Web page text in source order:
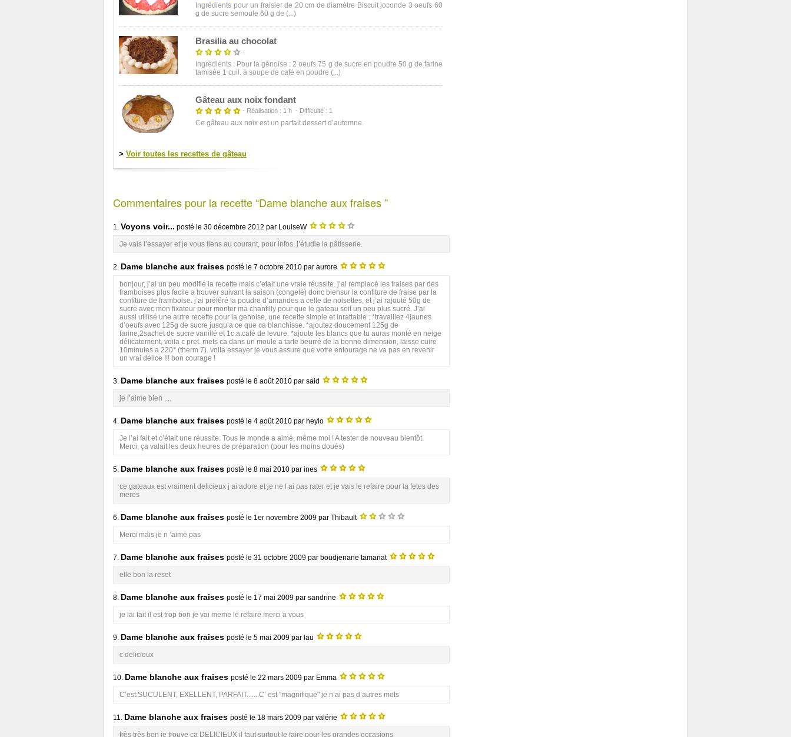
Ingrédients pour un fraisier de 20 cm de diamètre Biscuit joconde 3 oeufs 60
g de sucre semoule 60 g de (...)
Brasilia au chocolat
-
Ingrédients : Pour la génoise : 2 oeufs 75 g de sucre en poudre 50 g de farine
tamisée 1 cuil. à soupe de café en poudre (...)
Gâteau aux noix fondant
- Réalisation : 1 h - Difficulté : 1
Ce gâteau aux noix est un parfait dessert d’automne.
> Voir toutes les recettes de gâteau
Commentaires pour la recette “Dame blanche aux fraises ”
1. Voyons voir... posté le 30 décembre 2012 par LouiseW
Je vais l’essayer et je vous tiens au courant, pour infos, j’étudie la pâtisserie.
2. Dame blanche aux fraises posté le 7 octobre 2010 par aurore
bonjour, j’ai un peu modifié la recette mais c’etait une vraie réussite. j’ai remplacé les fraises par des
framboises plus facile a trouver suivant la saison (congelé) donc biensur la confiture de fraise par la
confiture de framboise. j’ai préféré la poudre d’amandes a celle de noisettes, et j’ai rajouté 50g de
sucre avec mon fixateur pour monter ma chantilly pour que le gateau soit un peu plus sucré. J’ai
aussi utilisé une autre recette pour la genoise, une recette simple et inrattable : *travaillez 4jaunes
d’oeufs avec 125g de sucre jusqu’a ce que ca blanchisse. *ajoutez doucement 125g de
farine,2sachet de sucre vanillé et 1c.a.café de levure. *ajoute les blancs que tu auras monté en neige
délicatement, voila c pret. mets ca dans un moule a tarte beurré de la bonne dimension, laisse cuire
10minutes a 220° (therm 7). voila essayer je vous assure que votre entourage ne va pas en revenir
un vrai délice !!! bon courage !
3. Dame blanche aux fraises posté le 8 août 2010 par said
je l’aime bien ....
4. Dame blanche aux fraises posté le 4 août 2010 par heylo
Je l’ai fait et c’était une réussite. Tous le monde a aimé, même moi ! A tester de nouveau bientôt.
Merci, ça valait les deux heures de préparation (pour les moins doués)
5. Dame blanche aux fraises posté le 8 mai 2010 par ines
ce gateaux est vraiment delicieux j ai adore et je ne l ai pas rater et je vais le refaire pour la fetes des
meres
6. Dame blanche aux fraises posté le 1er novembre 2009 par Thibault
Merci mais je n ’aime pas
7. Dame blanche aux fraises posté le 31 octobre 2009 par boudjenane tamanat
elle bon la reset
8. Dame blanche aux fraises posté le 17 mai 2009 par sandrine
je lai fait il est trop bon je vai meme le refaire merci a vous
9. Dame blanche aux fraises posté le 5 mai 2009 par lau
c delicieux
10. Dame blanche aux fraises posté le 22 mars 2009 par Emma
C’est:SUCULENT, EXELLENT, PARFAIT.......C’ est "magnifique" je n’ai pas d’autres mots
11. Dame blanche aux fraises posté le 18 mars 2009 par valérie
très très bon je trouve ca DELICIEUX il faut surtout le faire pour les grandes occasions